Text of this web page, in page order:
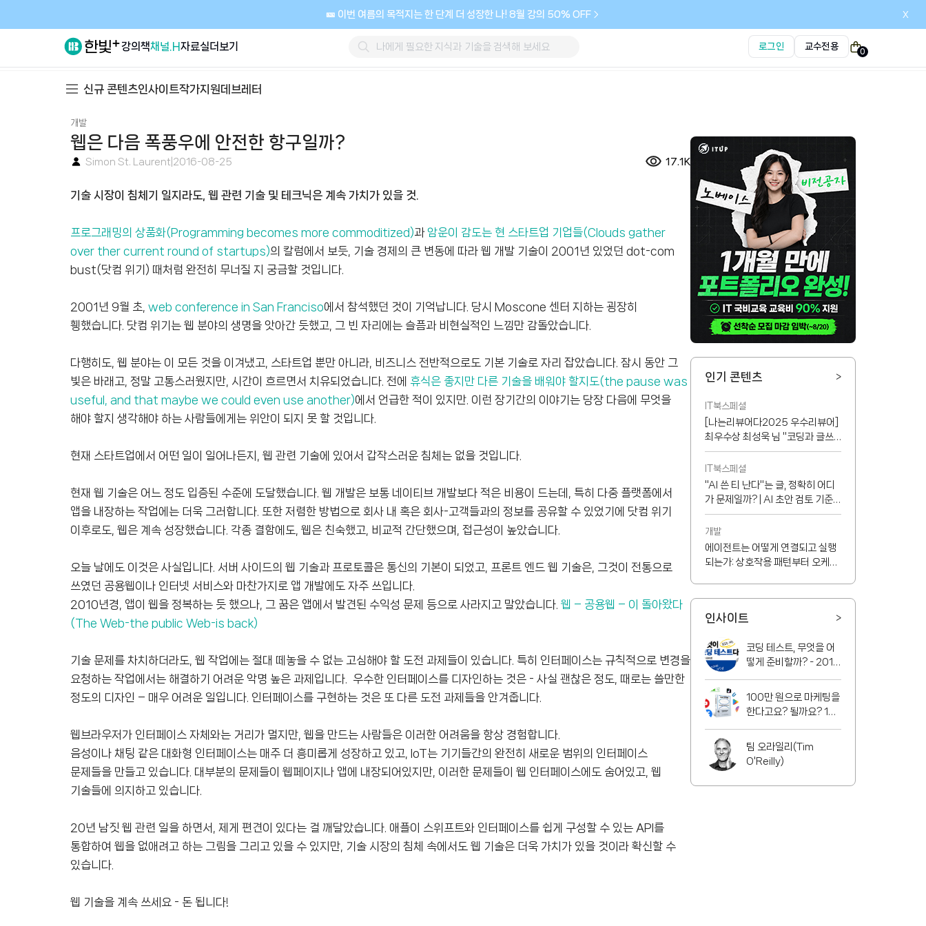
🎫 이번 여름의 목적지는 한 단계 더 성장한 나! 8월 강의 50% OFF x
강의책채널.H자료실더보기 로그인 교수전용
0
신규 콘텐츠인사이트작가지원데브레터
개발
웹은 다음 폭풍우에 안전한 항구일까?
Simon St. Laurent 2016-08-25 17.1K
기술 시장이 침체기 일지라도, 웹 관련 기술 및 테크닉은 계속 가치가 있을 것.
프로그래밍의 상품화(Programming becomes more commoditized)과암운이 감도는 현 스타트업 기업들(Clouds gather
over ther current round of startups)의 칼럼에서 보듯, 기술 경제의 큰 변동에 따라 웹 개발 기술이 2001년 있었던 dot-com
bust(닷컴 위기) 때처럼 완전히 무너질 지 궁금할 것입니다.
2001년 9월 초, web conference in San Franciso에서 참석했던 것이 기억납니다. 당시 Moscone 센터 지하는 굉장히
휑했습니다. 닷컴 위기는 웹 분야의 생명을 앗아간 듯했고, 그 빈 자리에는 슬픔과 비현실적인 느낌만 감돌았습니다.
다행히도, 웹 분야는 이 모든 것을 이겨냈고, 스타트업 뿐만 아니라, 비즈니스 전반적으로도 기본 기술로 자리 잡았습니다. 잠시 동안 그
빛은 바래고, 정말 고통스러웠지만, 시간이 흐르면서 치유되었습니다. 전에 휴식은 좋지만 다른 기술을 배워야 할지도(the pause was
useful, and that maybe we could even use another)에서 언급한 적이 있지만. 이런 장기간의 이야기는 당장 다음에 무엇을
해야 할지 생각해야 하는 사람들에게는 위안이 되지 못 할 것입니다.
현재 스타트업에서 어떤 일이 일어나든지, 웹 관련 기술에 있어서 갑작스러운 침체는 없을 것입니다.
현재 웹 기술은 어느 정도 입증된 수준에 도달했습니다. 웹 개발은 보통 네이티브 개발보다 적은 비용이 드는데, 특히 다중 플랫폼에서
앱을 내장하는 작업에는 더욱 그러합니다. 또한 저렴한 방법으로 회사 내 혹은 회사-고객들과의 정보를 공유할 수 있었기에 닷컴 위기
이후로도, 웹은 계속 성장했습니다. 각종 결함에도, 웹은 친숙했고, 비교적 간단했으며, 접근성이 높았습니다.
오늘 날에도 이것은 사실입니다. 서버 사이드의 웹 기술과 프로토콜은 통신의 기본이 되었고, 프론트 엔드 웹 기술은, 그것이 전통으로
쓰였던 공용웹이나 인터넷 서비스와 마찬가지로 앱 개발에도 자주 쓰입니다.
2010년경, 앱이 웹을 정복하는 듯 했으나, 그 꿈은 앱에서 발견된 수익성 문제 등으로 사라지고 말았습니다. 웹 – 공용웹 – 이 돌아왔다
(The Web-the public Web-is back)
기술 문제를 차치하더라도, 웹 작업에는 절대 떼놓을 수 없는 고심해야 할 도전 과제들이 있습니다. 특히 인터페이스는 규칙적으로 변경을
요청하는 작업에서는 해결하기 어려운 악명 높은 과제입니다. 우수한 인터페이스를 디자인하는 것은 - 사실 괜찮은 정도, 때로는 쓸만한
정도의 디자인 – 매우 어려운 일입니다. 인터페이스를 구현하는 것은 또 다른 도전 과제들을 안겨줍니다.
웹브라우저가 인터페이스 자체와는 거리가 멀지만, 웹을 만드는 사람들은 이러한 어려움을 항상 경험합니다.
음성이나 채팅 같은 대화형 인터페이스는 매주 더 흥미롭게 성장하고 있고, IoT는 기기들간의 완전히 새로운 범위의 인터페이스
문제들을 만들고 있습니다. 대부분의 문제들이 웹페이지나 앱에 내장되어있지만, 이러한 문제들이 웹 인터페이스에도 숨어있고, 웹
기술들에 의지하고 있습니다.
20년 남짓 웹 관련 일을 하면서, 제게 편견이 있다는 걸 깨달았습니다. 애플이 스위프트와 인터페이스를 쉽게 구성할 수 있는 API를
통합하여 웹을 없애려고 하는 그림을 그리고 있을 수 있지만, 기술 시장의 침체 속에서도 웹 기술은 더욱 가치가 있을 것이라 확신할 수
있습니다.
웹 기술을 계속 쓰세요 - 돈 됩니다!
인기 콘텐츠 >
IT북스페셜
[나는리뷰어다2025 우수리뷰어]
최우수상 최성욱 님 "코딩과 글쓰
기 능력이 반드시 서로 정비례하지
는 않지만...!"
IT북스페셜
"AI 쓴 티 난다"는 글, 정확히 어디
가 문제일까? | AI 초안 검토 기준
8가지
개발
에이전트는 어떻게 연결되고 실행
되는가: 상호작용 패턴부터 오케스
인사이트 >
코딩 테스트, 무엇을 어
떻게 준비할까? - 2016
분석
100만 원으로 마케팅을
한다고요? 될까요? 10
팀 오라일리(Tim
O'Reilly)